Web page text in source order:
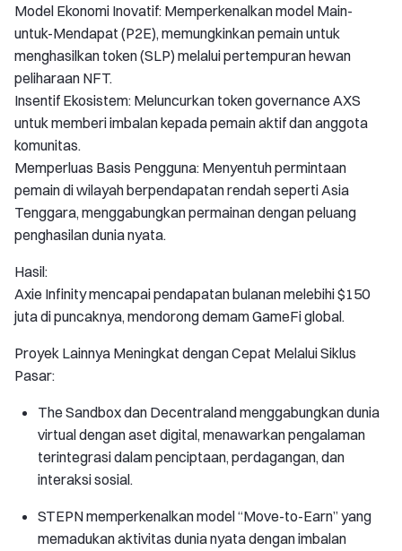
Model Ekonomi Inovatif: Memperkenalkan model Main-
untuk-Mendapat (P2E), memungkinkan pemain untuk
menghasilkan token (SLP) melalui pertempuran hewan
peliharaan NFT.
Insentif Ekosistem: Meluncurkan token governance AXS
untuk memberi imbalan kepada pemain aktif dan anggota
komunitas.
Memperluas Basis Pengguna: Menyentuh permintaan
pemain di wilayah berpendapatan rendah seperti Asia
Tenggara, menggabungkan permainan dengan peluang
penghasilan dunia nyata.
Hasil:
Axie Infinity mencapai pendapatan bulanan melebihi $150
juta di puncaknya, mendorong demam GameFi global.
Proyek Lainnya Meningkat dengan Cepat Melalui Siklus
Pasar:
The Sandbox dan Decentraland menggabungkan dunia
virtual dengan aset digital, menawarkan pengalaman
terintegrasi dalam penciptaan, perdagangan, dan
interaksi sosial.
STEPN memperkenalkan model “Move-to-Earn” yang
memadukan aktivitas dunia nyata dengan imbalan